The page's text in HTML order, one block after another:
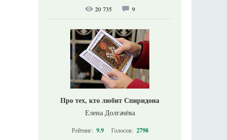
20 735 9
Про тех, кто любит Спиридона
Елена Долгачёва
Рейтинг: 9.9 Голосов: 2798